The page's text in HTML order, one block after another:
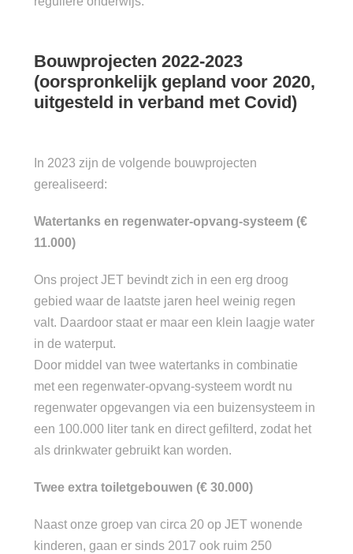
Bouwprojecten 2022-2023
(oorspronkelijk gepland voor 2020,
uitgesteld in verband met Covid)
In 2023 zijn de volgende bouwprojecten
gerealiseerd:
Watertanks en regenwater-opvang-systeem (€
11.000)
Ons project JET bevindt zich in een erg droog
gebied waar de laatste jaren heel weinig regen
valt. Daardoor staat er maar een klein laagje water
in de waterput.
Door middel van twee watertanks in combinatie
met een regenwater-opvang-systeem wordt nu
regenwater opgevangen via een buizensysteem in
een 100.000 liter tank en direct gefilterd, zodat het
als drinkwater gebruikt kan worden.
Twee extra toiletgebouwen (€ 30.000)
Naast onze groep van circa 20 op JET wonende
kinderen, gaan er sinds 2017 ook ruim 250